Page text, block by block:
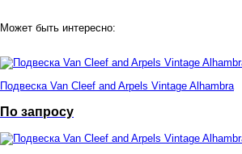
Может быть интересно:
Подвеска Van Cleef and Arpels Vintage Alhambra
По запросу